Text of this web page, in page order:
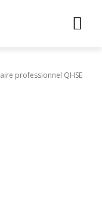
professionnel QHSE